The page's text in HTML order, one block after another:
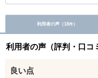
利用者の声（18件）
利用者の声（評判・口コ
良い点